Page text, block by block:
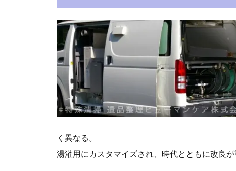
く異なる。
湯灌用にカスタマイズされ、時代とともに改良が